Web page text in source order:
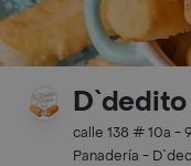
calle 138 # 10a -
Panadería -